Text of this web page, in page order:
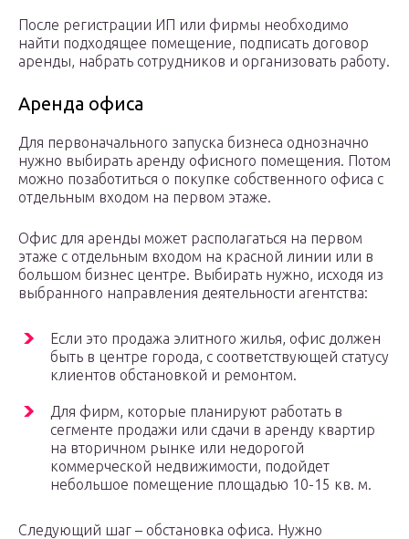
После регистрации ИП или фирмы необходимо
найти подходящее помещение, подписать договор
аренды, набрать сотрудников и организовать работу.
Аренда офиса
Для первоначального запуска бизнеса однозначно
нужно выбирать аренду офисного помещения. Потом
можно позаботиться о покупке собственного офиса с
отдельным входом на первом этаже.
Офис для аренды может располагаться на первом
этаже с отдельным входом на красной линии или в
большом бизнес центре. Выбирать нужно, исходя из
выбранного направления деятельности агентства:
Если это продажа элитного жилья, офис должен
быть в центре города, с соответствующей статусу
клиентов обстановкой и ремонтом.
Для фирм, которые планируют работать в
сегменте продажи или сдачи в аренду квартир
на вторичном рынке или недорогой
коммерческой недвижимости, подойдет
небольшое помещение площадью 10-15 кв. м.
Следующий шаг – обстановка офиса. Нужно